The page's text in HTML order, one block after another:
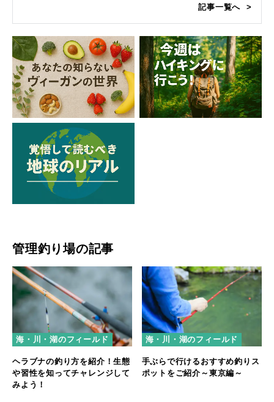
記事一覧へ
管理釣り場の記事
海・川・湖のフィールド
ヘラブナの釣り方を紹介！生態
や習性を知ってチャレンジして
みよう！
海・川・湖のフィールド
手ぶらで行けるおすすめ釣りス
ポットをご紹介～東京編～